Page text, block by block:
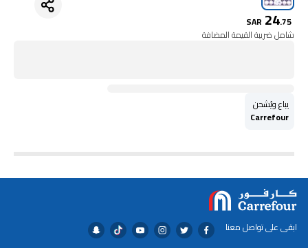
SAR 24.75
شامل ضريبة القيمة المضافة
يباع ويُشحن
Carrefour
ابقى على تواصل معنا